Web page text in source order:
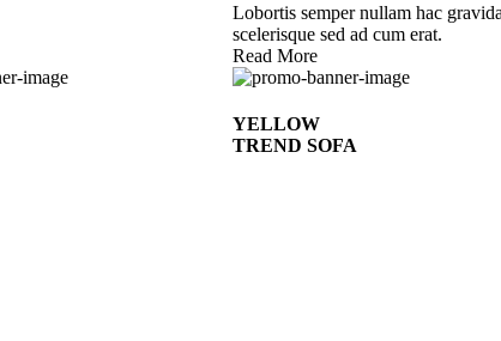
Lobortis semper nullam hac
scelerisque sed ad cum erat.
Read More
YELLOW
TREND SOFA